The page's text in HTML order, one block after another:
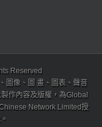
Reserved
圖像、圖 畫、圖表、聲音
作內容及版權，為Global
Network Limited授